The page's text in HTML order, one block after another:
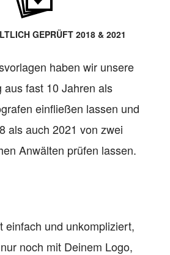
GEPRÜFT 2018 & 2021
haben wir unsere
aus fast 10 Jahren als
einfließen lassen und
als auch 2021 von zwei
Anwälten prüfen lassen.
einfach und unkompliziert,
noch mit Deinem Logo,